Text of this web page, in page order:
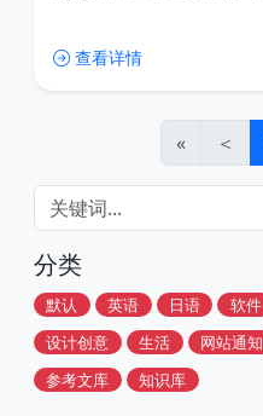
查看详情
« ＜
分类
默认 英语 日语 软件
设计创意
生活 网站通知
参考文库
知识库